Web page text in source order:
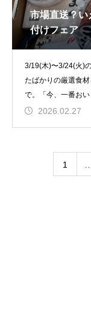
市場直送？い
付けフェア
3/19(木)〜3/24(火)
たばかりの厳選食
で。「今、一番お
2026.02.27
1